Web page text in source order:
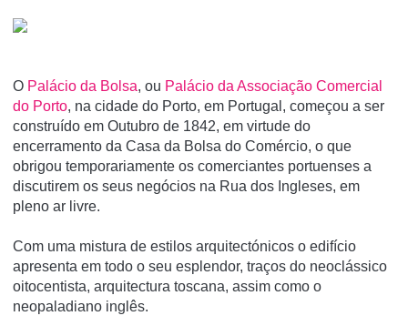
O Palácio da Bolsa, ou Palácio da Associação Comercial
do Porto, na cidade do Porto, em Portugal, começou a ser
construí­do em Outubro de 1842, em virtude do
encerramento da Casa da Bolsa do Comércio, o que
obrigou temporariamente os comerciantes portuenses a
discutirem os seus negócios na Rua dos Ingleses, em
pleno ar livre.
Com uma mistura de estilos arquitectónicos o edifí­cio
apresenta em todo o seu esplendor, traços do neoclássico
oitocentista, arquitectura toscana, assim como o
neopaladiano inglês.